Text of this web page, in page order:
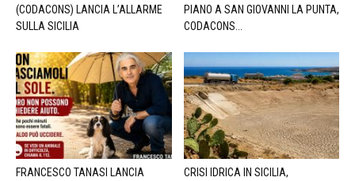
(CODACONS) LANCIA L’ALLARME
SULLA SICILIA
PIANO A SAN GIOVANNI LA PUNTA,
CODACONS...
FRANCESCO TANASI LANCIA
CRISI IDRICA IN SICILIA,